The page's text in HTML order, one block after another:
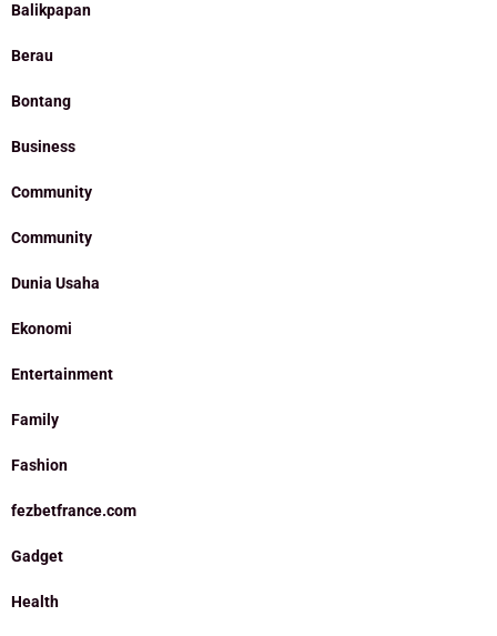
Balikpapan
Berau
Bontang
Business
Community
Community
Dunia Usaha
Ekonomi
Entertainment
Family
Fashion
fezbetfrance.com
Gadget
Health